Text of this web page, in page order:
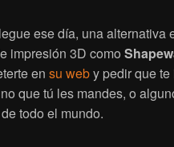
ese día, una alternativa
impresión 3D como
en su weby pedir que
que tú les mandes, o
todo el mundo.